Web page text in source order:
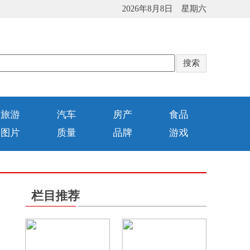
2026年8月8日 星期六
旅游 汽车 房产
食品
图片 质量 品牌 游戏
栏目推荐